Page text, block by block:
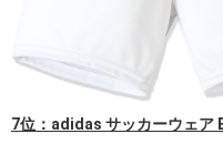
7位：adidas サッカーウェア